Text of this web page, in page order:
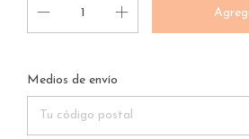
Entregas para el CP:
Medios de envío